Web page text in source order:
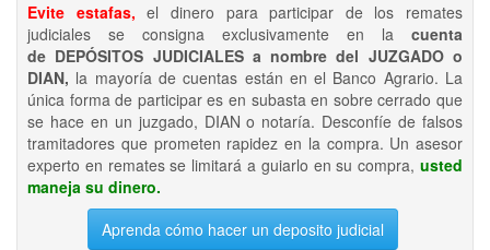
Evite estafas, el dinero para participar de los remates
judiciales se consigna exclusivamente en la cuenta
de DEPÓSITOS JUDICIALES a nombre del JUZGADO o
DIAN, la mayoría de cuentas están en el Banco Agrario. La
única forma de participar es en subasta en sobre cerrado que
se hace en un juzgado, DIAN o notaría. Desconfíe de falsos
tramitadores que prometen rapidez en la compra. Un asesor
experto en remates se limitará a guiarlo en su compra, usted
maneja su dinero.
Aprenda cómo hacer un deposito judicial